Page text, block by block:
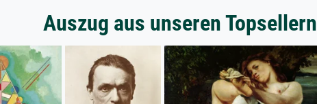
Auszug aus unseren Topsellern